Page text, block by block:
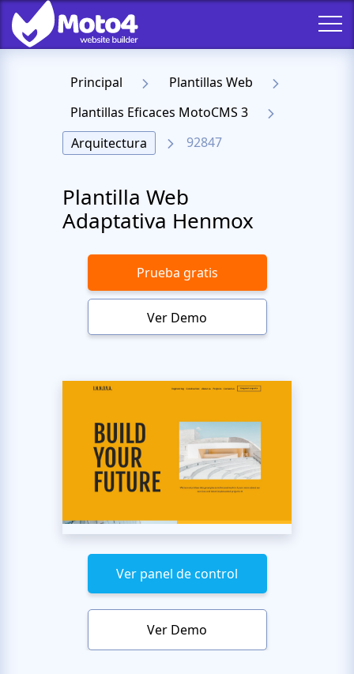
Principal
Plantillas Web
Plantillas Eficaces MotoCMS 3
Arquitectura
92847
Plantilla Web
Adaptativa Henmox
Prueba gratis
Ver Demo
Ver panel de control
Ver Demo